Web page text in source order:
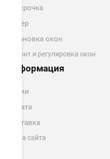
Рассрочка
Замер
Установка окон
Ремонт и регулировка окон
Информация
Акции
Оплата
Доставка
Карта сайта